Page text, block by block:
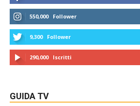
550,000 Follower
9,300 Follower
290,000 Iscritti
GUIDA TV